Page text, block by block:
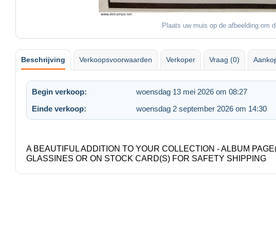
Plaats uw muis op de afbeelding om
Beschrijving Verkoopsvoorwaarden Verkoper Vraag (0)
Begin verkoop: woensdag 13 mei 2026 om 08:27
Einde verkoop:
woensdag 2 september 2026 om 14:30
A BEAUTIFUL ADDITION TO YOUR COLLECTION - ALBUM
GLASSINES OR ON STOCK CARD(S) FOR SAFETY SHIPPING